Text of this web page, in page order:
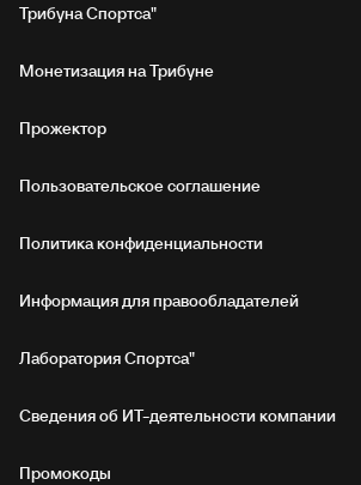
Трибуна Спортса"
Монетизация на Трибуне
Прожектор
Пользовательское соглашение
Политика конфиденциальности
Информация для правообладателей
Лаборатория Спортса"
Сведения об ИТ‑деятельности компании
Промокоды